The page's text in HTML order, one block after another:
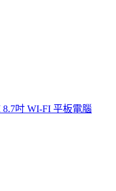
8.7吋 WI-FI 平板電腦